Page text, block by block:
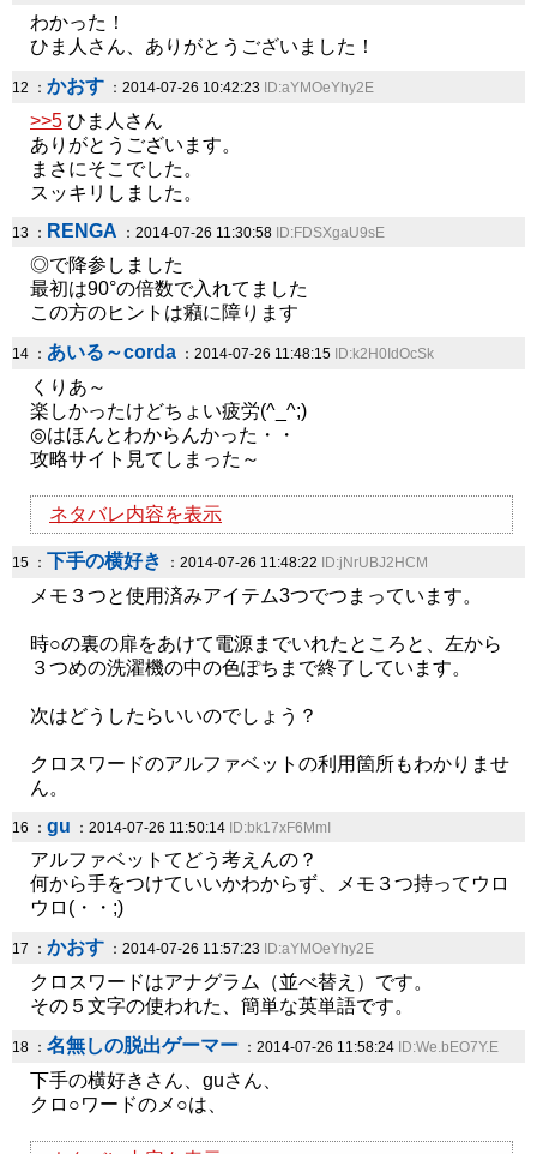
わかった！
ひま人さん、ありがとうございました！
12 ： かおす ：2014-07-26 10:42:23 ID:aYMOeYhy2E
>>5 ひま人さん
ありがとうございます。
まさにそこでした。
スッキリしました。
13 ： RENGA ：2014-07-26 11:30:58 ID:FDSXgaU9sE
◎で降参しました
最初は90°の倍数で入れてました
この方のヒントは癪に障ります
14 ： あいる～corda ：2014-07-26 11:48:15 ID:k2H0IdOcSk
くりあ～
楽しかったけどちょい疲労(^_^;)
◎はほんとわからんかった・・
攻略サイト見てしまった～
ネタバレ内容を表示
15 ： 下手の横好き ：2014-07-26 11:48:22 ID:jNrUBJ2HCM
メモ３つと使用済みアイテム3つでつまっています。
時○の裏の扉をあけて電源までいれたところと、左から
３つめの洗濯機の中の色ぽちまで終了しています。
次はどうしたらいいのでしょう？
クロスワードのアルファベットの利用箇所もわかりませ
ん。
16 ： gu ：2014-07-26 11:50:14 ID:bk17xF6MmI
アルファベットてどう考えんの？
何から手をつけていいかわからず、メモ３つ持ってウロ
ウロ(・・;)
17 ： かおす ：2014-07-26 11:57:23 ID:aYMOeYhy2E
クロスワードはアナグラム（並べ替え）です。
その５文字の使われた、簡単な英単語です。
18 ： 名無しの脱出ゲーマー ：2014-07-26 11:58:24 ID:We.bEO7Y.E
下手の横好きさん、guさん、
クロ○ワードのメ○は、